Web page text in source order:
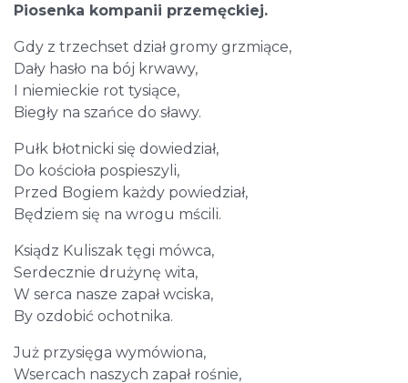
Piosenka kompanii przemęckiej.
Gdy z trzechset dział gromy grzmiące,
Dały hasło na bój krwawy,
I niemieckie rot tysiące,
Biegły na szańce do sławy.
Pułk błotnicki się dowiedział,
Do kościoła pospieszyli,
Przed Bogiem każdy powiedział,
Będziem się na wrogu mścili.
Ksiądz Kuliszak tęgi mówca,
Serdecznie drużynę wita,
W serca nasze zapał wciska,
By ozdobić ochotnika.
Już przysięga wymówiona,
Wsercach naszych zapał rośnie,